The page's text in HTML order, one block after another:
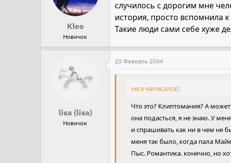
Kleo
Новичок
случилось с дорогим мне
история, просто вспомнила к
Такие люди сами себе хуже
lisa (lisa)
Новичок
23 Февраль 2004
vera написал(а):
Что это? Клиптомания? А
она подасться, я не знаю. У
и спрашивать как ни в чем не
меня так было, когда пала
Пыс. Романтика. конечно, но